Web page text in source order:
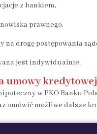
z bankiem,
prawnego,
na drogę postępowania
jest indywidualnie.
umowy
w PKO Banku
omówić możliwe dalsze